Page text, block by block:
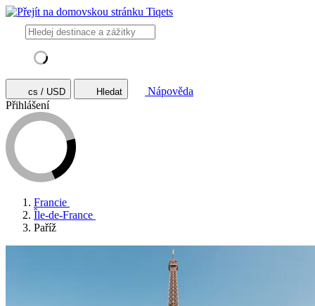
cs / USD Hledat
Nápověda
Přihlášení
Francie
Île-de-France
Paříž